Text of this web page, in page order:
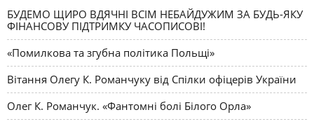
БУДЕМО ЩИРО ВДЯЧНІ ВСІМ НЕБАЙДУЖИМ ЗА БУДЬ-ЯКУ
ФІНАНСОВУ ПІДТРИМКУ ЧАСОПИСОВІ!
«Помилкова та згубна політика Польщі»
Вітання Олегу К. Романчуку від Спілки офіцерів України
Олег К. Романчук. «Фантомні болі Білого Орла»